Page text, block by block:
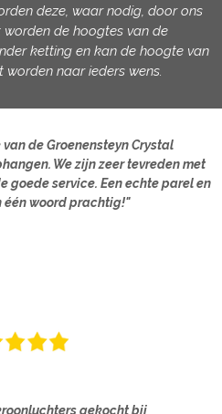
deze, waar nodig, door ons
worden de hoogtes van de
ketting en kan de hoogte van
naar ieders wens.
de Groenensteyn Crystal
We zijn zeer tevreden met
goede service. Een echte parel en
één woord prachtig!"
gekocht bij